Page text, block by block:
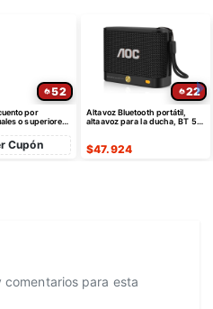
52
por
o superiores
Cupón
22
Altavoz Bluetooth portátil,
altaavoz para la ducha, BT 5.4
$47.924
comentarios para esta